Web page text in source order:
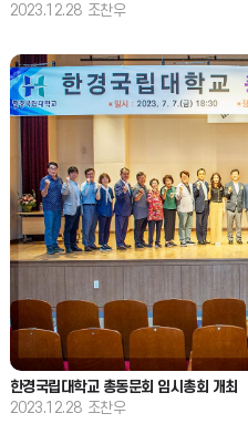
2023.12.28 조찬우
한경국립대학교 총동문회 임시총회 개최
2023.12.28 조찬우